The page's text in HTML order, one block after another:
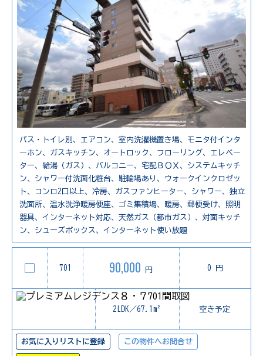
バス・トイレ別、エアコン、室内洗濯機置き場、モニタ付インタ
ーホン、ガスキッチン、オートロック、フローリング、エレベー
ター、給湯（ガス）、バルコニー、宅配ＢＯＸ、システムキッチ
ン、シャワー付洗面化粧台、駐輪場あり、ウォークインクロゼッ
ト、コンロ2口以上、冷房、ガスファンヒーター、シャワー、独立
洗面所、温水洗浄暖房便座、ゴミ集積場、暖房、郵便受け、照明
器具、インターネット対応、天然ガス（都市ガス）、対面キッチ
ン、シューズボックス、インターネット使い放題
701 90,000 円 0 円
2LDK／67.1m² 空き予定
お気に入りリストに登録 この物件へお問合せ